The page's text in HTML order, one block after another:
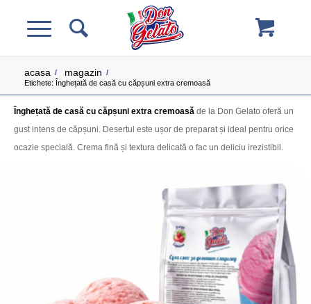
acasa / magazin /
Etichete: Înghețată de casă cu căpșuni extra cremoasă
Înghețată de casă cu căpșuni extra cremoasă de la Don Gelato oferă un
gust intens de căpșuni. Desertul este ușor de preparat și ideal pentru orice
ocazie specială. Crema fină și textura delicată o fac un deliciu irezistibil.